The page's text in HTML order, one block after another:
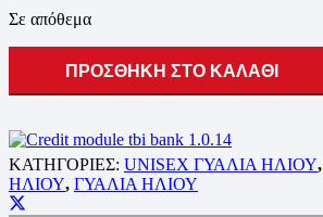
Σε απόθεμα
ΠΡΟΣΘΗΚΗ ΣΤΟ ΚΑΛΑΘΙ
ΚΑΤΗΓΟΡΙΕΣ: UNISEX ΓΥΑΛΙΑ ΗΛΙΟΥ,
ΗΛΙΟΥ, ΓΥΑΛΙΑ ΗΛΙΟΥ